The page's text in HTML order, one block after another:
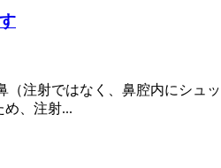
注射ではなく、鼻腔内にシュ
、注射...